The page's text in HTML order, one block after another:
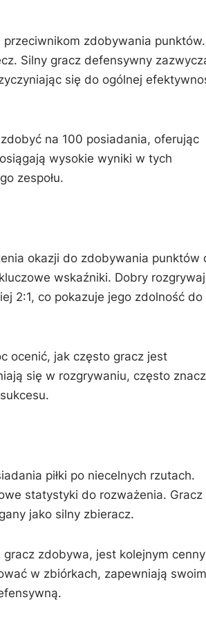
zdobywania punktów.
Silny gracz defensywny
się do ogólnej
na 100 posiadania, oferując
wysokie wyniki w tych
zespołu.
okazji do zdobywania punktów
wskaźniki. Dobry
2:1, co pokazuje jego zdolność do
ocenić, jak często gracz jest
się w rozgrywaniu, często
piłki po niecelnych rzutach.
statystyki do rozważenia. Gracz
jako silny zbieracz.
zdobywa, jest kolejnym
w zbiórkach, zapewniają swoim